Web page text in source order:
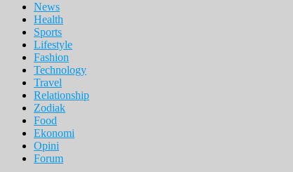
News
Health
Sports
Lifestyle
Fashion
Technology
Travel
Relationship
Zodiak
Food
Ekonomi
Opini
Forum